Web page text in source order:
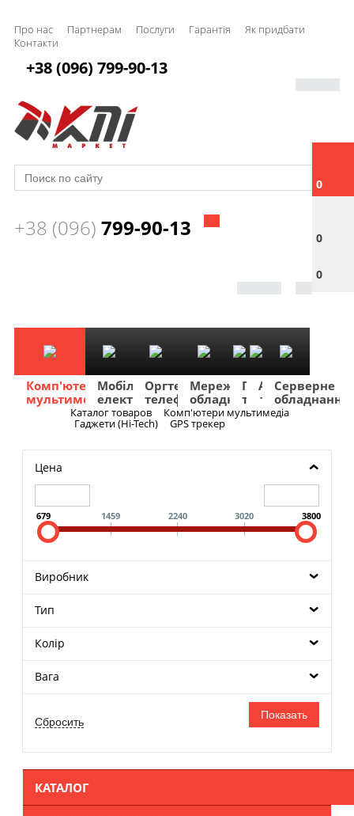
Про нас Партнерам Послуги Гарантія
Як придбати
Контакти
0
0
0
+38 (096) 799-90-13
+38 (096) 799-90-13
Комп'ютери
мультимедіа
Мобільна
електроніка
Оргтехніка
телефонія
Мережеве
обладнання
Побутова
техніка
TV
та
Аудіо
Фото
та
відео
Авто
та
навігація
Серверне
обладнання
Каталог товаров Комп'ютери мультимедіа
Гаджети (Hi-Tech) GPS трекер
Цена
679 1459 2240 3020 3800
Виробник
Тип
Колір
Вага
КАТАЛОГ